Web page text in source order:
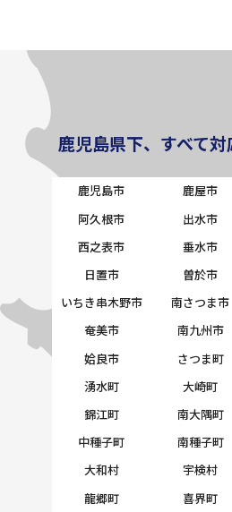
鹿児島県下、すべて対
鹿児島市 鹿屋市
阿久根市
出水市
西之表市
垂水市
日置市
曽於市
いちき串木野市
南さつま市
奄美市
南九州市
姶良市
さつま町
湧水町
大崎町
錦江町
南大隅町
中種子町
南種子町
大和村
宇検村
龍郷町
喜界町